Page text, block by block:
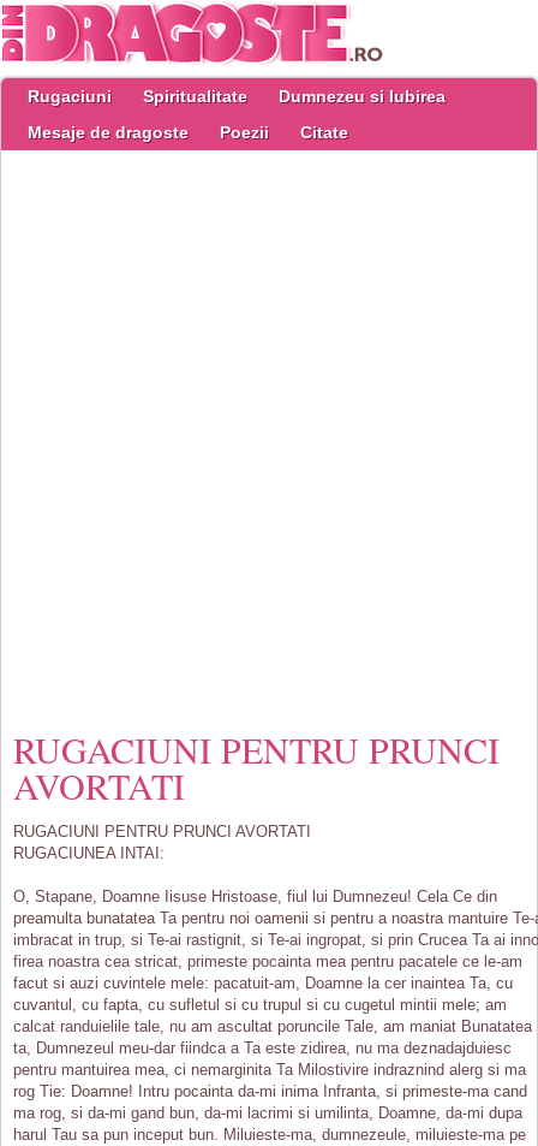
Rugaciuni Spiritualitate
Dumnezeu si Iubirea
Mesaje de dragoste
Poezii Citate
RUGACIUNI PENTRU PRUNCI
AVORTATI
RUGACIUNI PENTRU PRUNCI AVORTATI
RUGACIUNEA INTAI:
O, Stapane, Doamne Iisuse Hristoase, fiul lui Dumnezeu! Cela Ce din
preamulta bunatatea Ta pentru noi oamenii si pentru a noastra mantuire Te-
imbracat in trup, si Te-ai rastignit, si Te-ai ingropat, si prin Crucea Ta ai
firea noastra cea stricat, primeste pocainta mea pentru pacatele ce le-am
facut si auzi cuvintele mele: pacatuit-am, Doamne la cer inaintea Ta, cu
cuvantul, cu fapta, cu sufletul si cu trupul si cu cugetul mintii mele; am
calcat randuielile tale, nu am ascultat poruncile Tale, am maniat Bunatatea
ta, Dumnezeul meu-dar fiindca a Ta este zidirea, nu ma deznadajduiesc
pentru mantuirea mea, ci nemarginita Ta Milostivire indraznind alerg si ma
rog Tie: Doamne! Intru pocainta da-mi inima Infranta, si primeste-ma cand
ma rog, si da-mi gand bun, da-mi lacrimi si umilinta, Doamne, da-mi dupa
harul Tau sa pun inceput bun. Miluieste-ma, dumnezeule, miluieste-ma pe